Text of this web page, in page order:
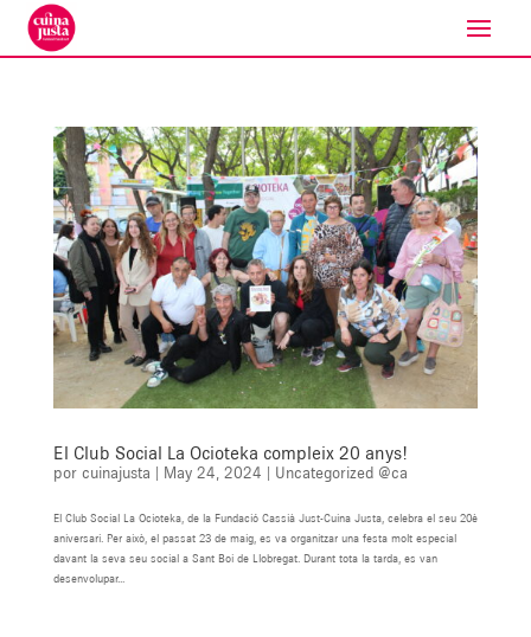
El Club Social La Ocioteka compleix 20 anys!
por cuinajusta | May 24, 2024 | Uncategorized @ca
El Club Social La Ocioteka, de la Fundació Cassià Just-Cuina Justa, celebra el seu 20è
aniversari. Per això, el passat 23 de maig, es va organitzar una festa molt especial
davant la seva seu social a Sant Boi de Llobregat. Durant tota la tarda, es van
desenvolupar...